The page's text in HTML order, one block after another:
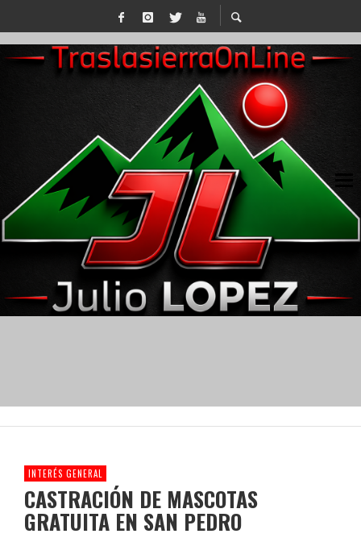
INTERÉS GENERAL
CASTRACIÓN DE MASCOTAS
GRATUITA EN SAN PEDRO